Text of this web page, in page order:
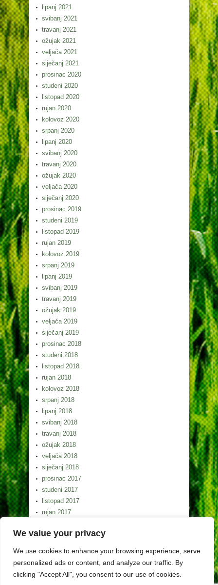
We value your privacy
We use cookies to enhance your browsing experience, serve
personalized ads or content, and analyze our traffic. By
clicking "Accept All", you consent to our use of cookies.
lipanj 2021
svibanj 2021
travanj 2021
ožujak 2021
veljača 2021
siječanj 2021
prosinac 2020
studeni 2020
listopad 2020
rujan 2020
kolovoz 2020
srpanj 2020
lipanj 2020
svibanj 2020
travanj 2020
ožujak 2020
veljača 2020
siječanj 2020
prosinac 2019
studeni 2019
listopad 2019
rujan 2019
kolovoz 2019
srpanj 2019
lipanj 2019
svibanj 2019
travanj 2019
ožujak 2019
veljača 2019
siječanj 2019
prosinac 2018
studeni 2018
listopad 2018
rujan 2018
kolovoz 2018
srpanj 2018
lipanj 2018
svibanj 2018
travanj 2018
ožujak 2018
veljača 2018
siječanj 2018
prosinac 2017
studeni 2017
listopad 2017
rujan 2017
srpanj 2017